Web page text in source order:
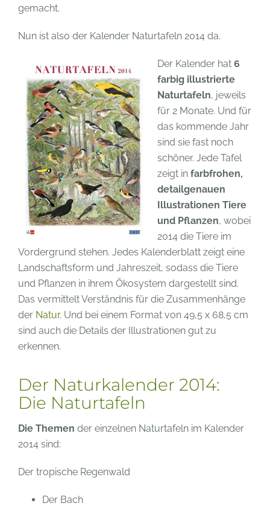
gemacht.
Nun ist also der Kalender Naturtafeln 2014 da.
Der Kalender hat 6
farbig illustrierte
Naturtafeln, jeweils
für 2 Monate. Und für
das kommende Jahr
sind sie fast noch
schöner. Jede Tafel
zeigt in farbfrohen,
detailgenauen
Illustrationen Tiere
und Pflanzen, wobei
2014 die Tiere im
Vordergrund stehen. Jedes Kalenderblatt zeigt eine
Landschaftsform und Jahreszeit, sodass die Tiere
und Pflanzen in ihrem Ökosystem dargestellt sind.
Das vermittelt Verständnis für die Zusammenhänge
der Natur. Und bei einem Format von 49,5 x 68,5 cm
sind auch die Details der Illustrationen gut zu
erkennen.
Der Naturkalender 2014:
Die Naturtafeln
Die Themen der einzelnen Naturtafeln im Kalender
2014 sind:
Der tropische Regenwald
Der Bach